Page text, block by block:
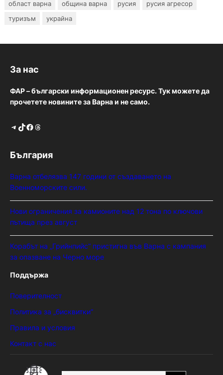
област варна
община варна русия
русия агресор
туризъм
украйна
За нас
ФАР – български информационен ресурс. Тук можете да
прочетете новините за Варна и не само.
Telegram TikTok Facebook Threads
България
Варна отбелязва 147 години от създаването на
Военноморските сили.
Нови ограничения за камионите над 12 тона по ключови
пътища през август
Корабът на „Грийнпийс“ пристигна във Варна с кампания
за опазване на Черно море
Поддържа
Поверителност
Политика за „бисквитки“
Правила и условия
Контакт с нас